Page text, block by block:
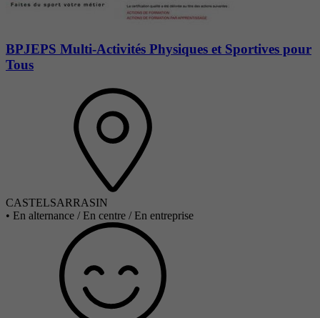
BPJEPS Multi-Activités Physiques et Sportives pour
Tous
CASTELSARRASIN
• En alternance / En centre / En entreprise